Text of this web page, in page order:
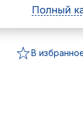
Полный
В